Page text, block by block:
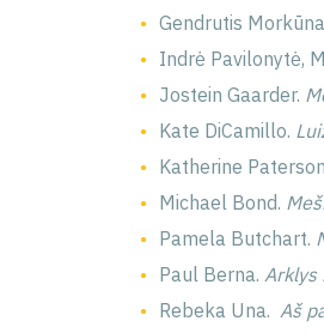
Gendrutis
Indrė Pavilonytė,
Jostein Gaarder.
Kate DiCamillo.
Katherine
Michael Bond.
Pamela Butchart.
Paul Berna. Arklys
Rebeka Una. Aš